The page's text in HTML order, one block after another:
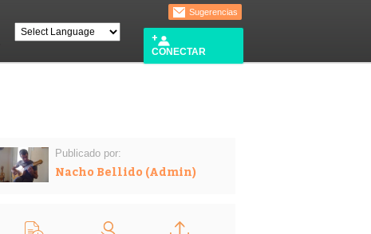
Sugerencias
CONECTAR
Publicado por:
Nacho Bellido (Admin)